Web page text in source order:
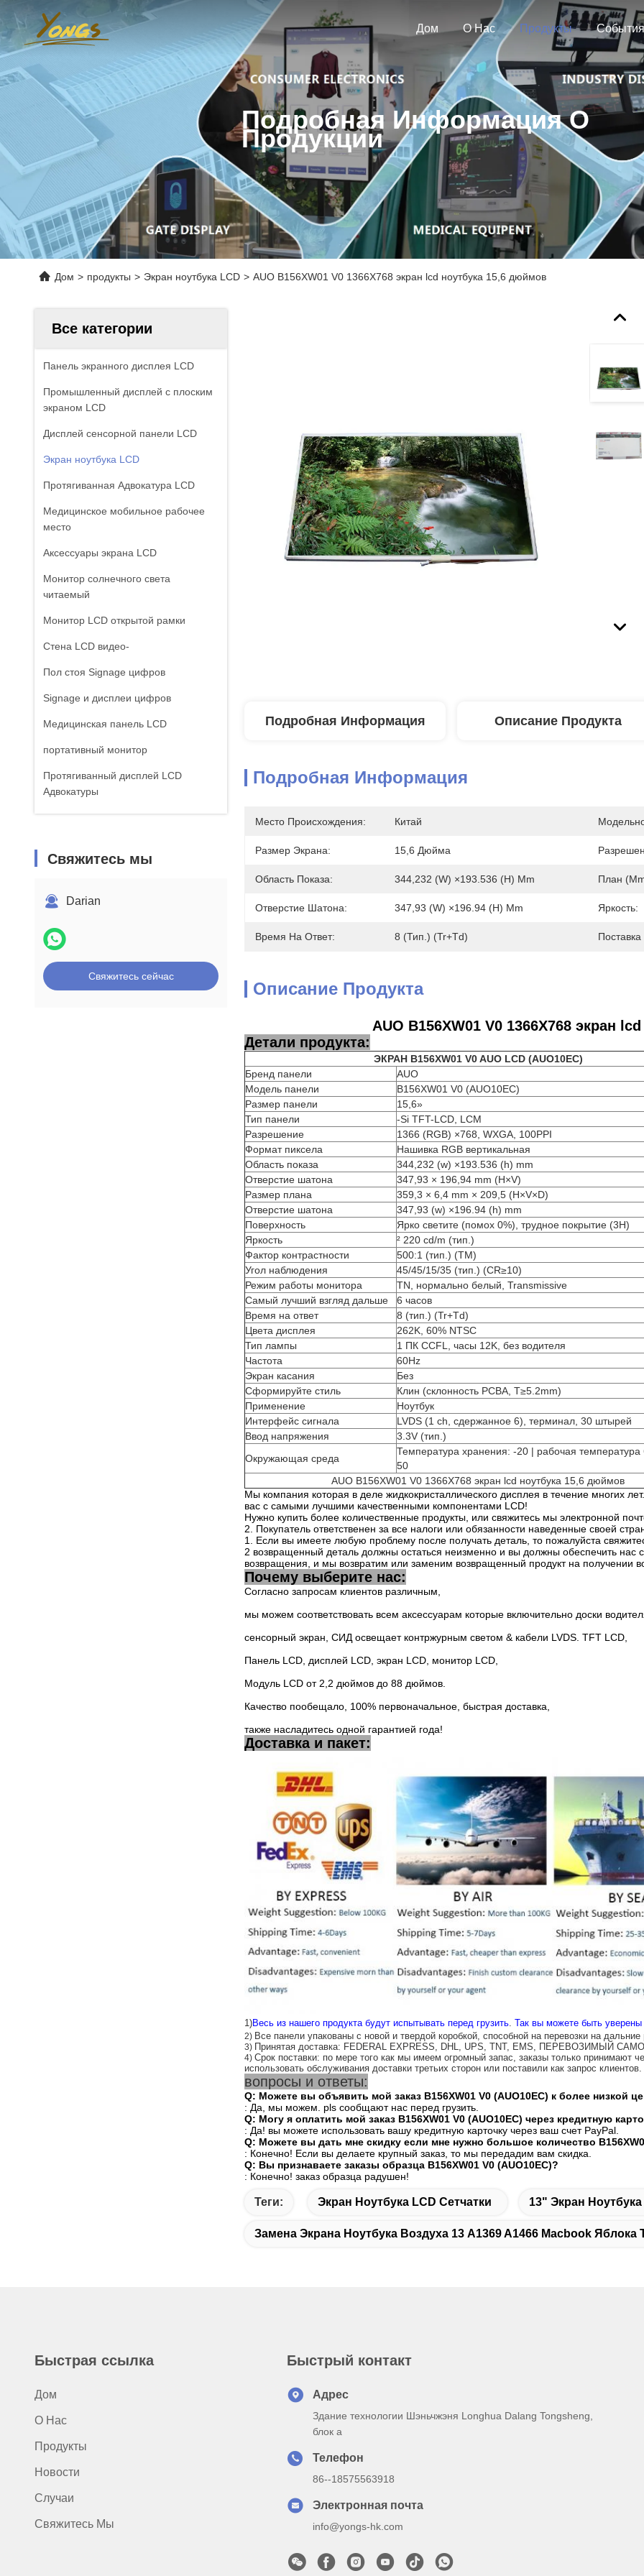
Дом О Нас Продукты События
Подробная Информация О
Продукции
Дом > продукты > Экран ноутбука LCD > AUO B156XW01 V0 1366X768 экран lcd ноутбука 15,6 дюймов
Все категории
Панель экранного дисплея LCD
Промышленный дисплей с плоским
экраном LCD
Дисплей сенсорной панели LCD
Экран ноутбука LCD
Протягиванная Адвокатура LCD
Медицинское мобильное рабочее
место
Аксессуары экрана LCD
Монитор солнечного света
читаемый
Монитор LCD открытой рамки
Стена LCD видео-
Пол стоя Signage цифров
Signage и дисплеи цифров
Медицинская панель LCD
портативный монитор
Протягиванный дисплей LCD
Адвокатуры
Панель многоприкосновения
Свяжитесь мы
Darian
Свяжитесь сейчас
Подробная Информация Описание Продукта
Подробная Информация
Место Происхождения: Китай
Размер Экрана: 15,6 Дюйма
Область Показа: 344,232 (w) ×193.536 (h) Mm План
Отверстие Шатона: 347,93 (w) ×196.94 (h) Mm Яркость:
Время На Ответ: 8 (тип.) (Tr+Td)
Описание Продукта
AUO B156XW01 V0 1366X768 экран
Детали продукта:
ЭКРАН B156XW01 V0 AUO LCD (AUO10EC)
Бренд панели
AUO
Модель панели
B156XW01 V0 (AUO10EC)
Размер панели
15,6»
Тип панели
-Si TFT-LCD, LCM
Разрешение
1366 (RGB) ×768, WXGA, 100PPI
Формат пиксела
Нашивка RGB вертикальная
Область показа
344,232 (w) ×193.536 (h) mm
Отверстие шатона
347,93 × 196,94 mm (H×V)
Размер плана
359,3 × 6,4 mm × 209,5 (H×V×D)
Отверстие шатона
347,93 (w) ×196.94 (h) mm
Поверхность
Ярко светите (помох 0%), трудное покрытие (3H)
Яркость
² 220 cd/m (тип.)
Фактор контрастности
500:1 (тип.) (TM)
Угол наблюдения
45/45/15/35 (тип.) (CR≥10)
Режим работы монитора
TN, нормально белый, Transmissive
Самый лучший взгляд дальше
6 часов
Время на ответ
8 (тип.) (Tr+Td)
Цвета дисплея
262K, 60% NTSC
Тип лампы
1 ПК CCFL, часы 12K, без водителя
Частота
60Hz
Экран касания
Без
Сформируйте стиль
Клин (склонность PCBA, T≥5.2mm)
Применение
Ноутбук
Интерфейс сигнала
LVDS (1 ch, сдержанное 6), терминал, 30 штырей
Ввод напряжения
3.3V (тип.)
Окружающая среда
Температура хранения: -20 | рабочая температура
50
AUO B156XW01 V0 1366X768 экран lcd ноутбука 15,6 дюймов
Мы компания которая в деле жидкокристаллического дисплея в течение многих
вас с самыми лучшими качественными компонентами LCD!
Нужно купить более количественные продукты, или свяжитесь мы электронной
2. Покупатель ответственен за все налоги или обязанности наведенные своей
1. Если вы имеете любую проблему после получать деталь, то пожалуйста
2 возвращенный деталь должны остаться неизменно и вы должны обеспечить нас
возвращения, и мы возвратим или заменим возвращенный продукт на получении
Почему выберите нас:
Согласно запросам клиентов различным,
мы можем соответствовать всем аксессуарам которые включительно доски
сенсорный экран, СИД освещает контржурным светом & кабели LVDS. TFT LCD,
Панель LCD, дисплей LCD, экран LCD, монитор LCD,
Модуль LCD от 2,2 дюймов до 88 дюймов.
Качество пообещало, 100% первоначальное, быстрая доставка,
также насладитесь одной гарантией года!
Доставка и пакет:
1)Весь из нашего продукта будут испытывать перед грузить. Так вы можете быть уверены
2) Все панели упакованы с новой и твердой коробкой, способной на перевозки на дальние
3) Принятая доставка: FEDERAL EXPRESS, DHL, UPS, TNT, EMS, ПЕРЕВОЗИМЫЙ
4) Срок поставки: по мере того как мы имеем огромный запас, заказы только принимают
использовать обслуживания доставки третьих сторон или поставили как запрос клиентов.
вопросы и ответы:
Q: Можете вы объявить мой заказ B156XW01 V0 (AUO10EC) к более низкой
: Да, мы можем. pls сообщают нас перед грузить.
Q: Могу я оплатить мой заказ B156XW01 V0 (AUO10EC) через кредитную
: Да! вы можете использовать вашу кредитную карточку через ваш счет PayPal.
Q: Можете вы дать мне скидку если мне нужно большое количество
: Конечно! Если вы делаете крупный заказ, то мы передадим вам скидка.
Q: Вы признаваете заказы образца B156XW01 V0 (AUO10EC)?
: Конечно! заказ образца радушен!
Теги: Экран Ноутбука LCD Сетчатки 13" Экран
Замена Экрана Ноутбука Воздуха 13 A1369 A1466 Macbook Яблока
Быстрая ссылка
Дом
О Нас
Продукты
Новости
Случаи
Свяжитесь Мы
Быстрый контакт
Адрес
Здание технологии Шэньчжэня Longhua Dalang Tongsheng,
блок a
Телефон
86--18575563918
Электронная почта
info@yongs-hk.com